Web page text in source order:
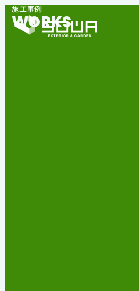
施工事例
WORKS